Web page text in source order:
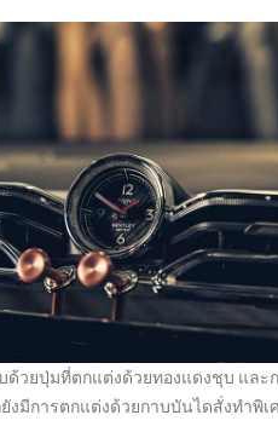
ยปุ่มที่ตกแต่งด้วยทองแดงชุบ และก
งมีการตกแต่งด้วยกาบบันไดสั่งทำ